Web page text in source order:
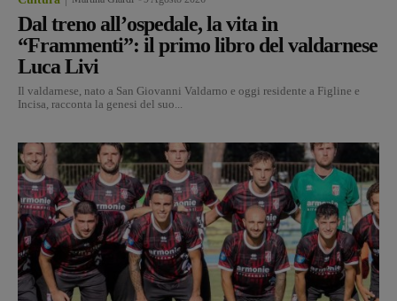
Dal treno all’ospedale, la vita in
“Frammenti”: il primo libro del valdarnese
Luca Livi
Il valdarnese, nato a San Giovanni Valdarno e oggi residente a Figline e
Incisa, racconta la genesi del suo...